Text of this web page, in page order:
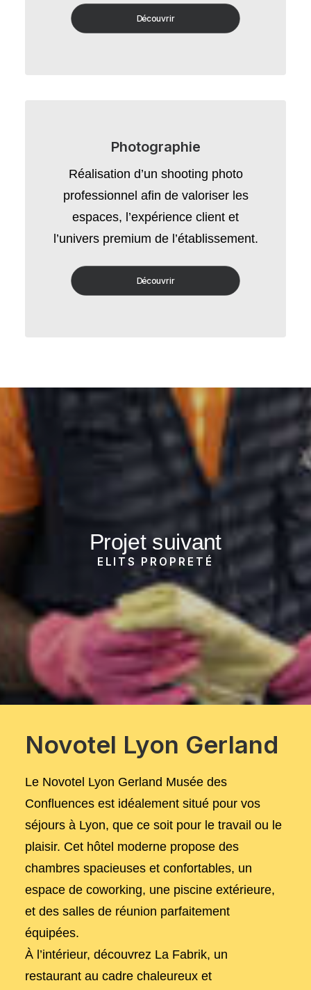
Photographie
Réalisation d’un shooting photo
professionnel afin de valoriser les
espaces, l’expérience client et
l’univers premium de l’établissement.
Découvrir
Découvrir
Projet suivant
ELITS PROPRETÉ
Novotel Lyon Gerland
Le Novotel Lyon Gerland Musée des
Confluences est idéalement situé pour vos
séjours à Lyon, que ce soit pour le travail ou le
plaisir. Cet hôtel moderne propose des
chambres spacieuses et confortables, un
espace de coworking, une piscine extérieure,
et des salles de réunion parfaitement
équipées.
À l’intérieur, découvrez La Fabrik, un
restaurant au cadre chaleureux et